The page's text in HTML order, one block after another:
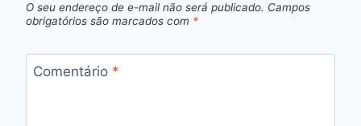
O seu endereço de e-mail não será publicado. Campos
obrigatórios são marcados com *
Comentário *